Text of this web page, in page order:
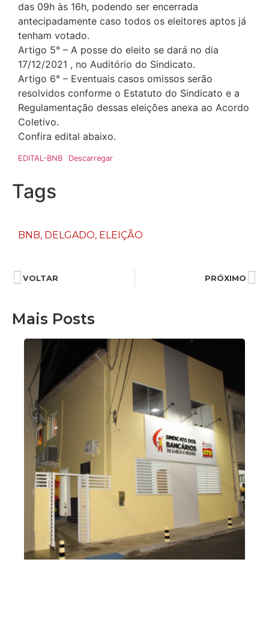
das 09h às 16h, podendo ser encerrada
antecipadamente caso todos os eleitores aptos já
tenham votado.
Artigo 5° – A posse do eleito se dará no dia
17/12/2021 , no Auditório do Sindicato.
Artigo 6° – Eventuais casos omissos serão
resolvidos conforme o Estatuto do Sindicato e a
Regulamentação dessas eleições anexa ao Acordo
Coletivo.
Confira edital abaixo.
EDITAL-BNB Descarregar
Tags
BNB, DELGADO, ELEIÇÃO
VOLTAR PRÓXIMO
Mais Posts